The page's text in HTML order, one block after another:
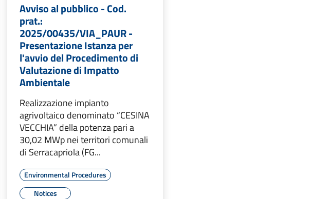
Avviso al pubblico - Cod.
prat.:
2025/00435/VIA_PAUR -
Presentazione Istanza per
l'avvio del Procedimento di
Valutazione di Impatto
Ambientale
Realizzazione impianto
agrivoltaico denominato “CESINA
VECCHIA” della potenza pari a
30,02 MWp nei territori comunali
di Serracapriola (FG...
Environmental Procedures
Notices